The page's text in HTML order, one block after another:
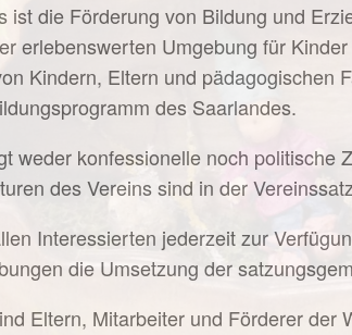
ist die Förderung von Bildung und
erlebenswerten Umgebung für
Kindern, Eltern und pädagogischen
des Saarlandes.
weder konfessionelle noch
des Vereins sind in der
Interessierten jederzeit zur
die Umsetzung der
Eltern, Mitarbeiter und Förderer